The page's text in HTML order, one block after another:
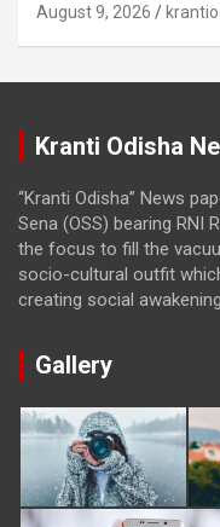
August 9, 2026
Kranti Odisha
“Kranti Odisha” News
Sena (OSS) bearing RNI
the focus to fill the
socio-cultural outfit
creating social
Gallery